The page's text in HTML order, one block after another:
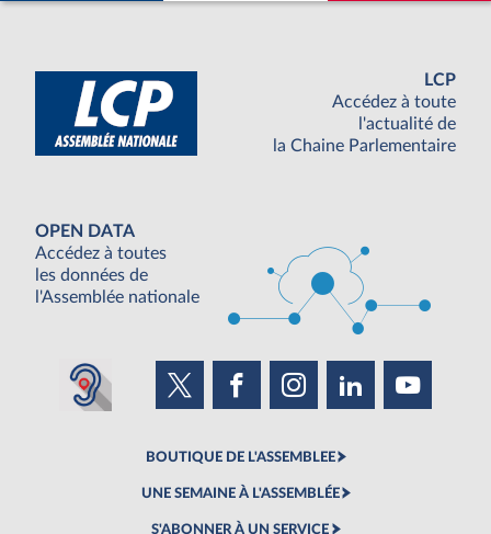
LCP
Accédez à toute
l'actualité de
la Chaine Parlementaire
OPEN DATA
Accédez à toutes
les données de
l'Assemblée nationale
BOUTIQUE DE L'ASSEMBLEE
UNE SEMAINE À L'ASSEMBLÉE
S'ABONNER À UN SERVICE